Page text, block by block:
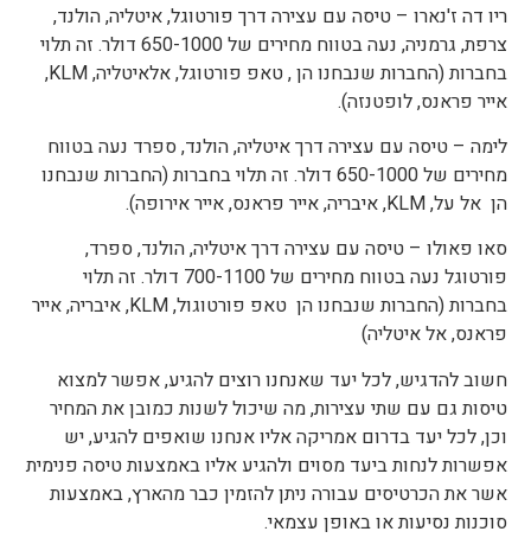
ריו דה ז'נארו – טיסה עם עצירה דרך פורטוגל, איטליה, הולנד,
צרפת, גרמניה, נעה בטווח מחירים של 650-1000 דולר. זה תלוי
בחברות (החברות שנבחנו הן , טאפ פורטוגל, אלאיטליה, KLM,
אייר פראנס, לופטנזה).
לימה – טיסה עם עצירה דרך איטליה, הולנד, ספרד נעה בטווח
מחירים של 650-1000 דולר. זה תלוי בחברות (החברות שנבחנו
הן אל על, KLM, איבריה, אייר פראנס, אייר אירופה).
סאו פאולו – טיסה עם עצירה דרך איטליה, הולנד, ספרד,
פורטוגל נעה בטווח מחירים של 700-1100 דולר. זה תלוי
בחברות (החברות שנבחנו הן טאפ פורטוגול, KLM, איבריה, אייר
פראנס, אל איטליה)
חשוב להדגיש, לכל יעד שאנחנו רוצים להגיע, אפשר למצוא
טיסות גם עם שתי עצירות, מה שיכול לשנות כמובן את המחיר
וכן, לכל יעד בדרום אמריקה אליו אנחנו שואפים להגיע, יש
אפשרות לנחות ביעד מסוים ולהגיע אליו באמצעות טיסה פנימית
אשר את הכרטיסים עבורה ניתן להזמין כבר מהארץ, באמצעות
סוכנות נסיעות או באופן עצמאי.